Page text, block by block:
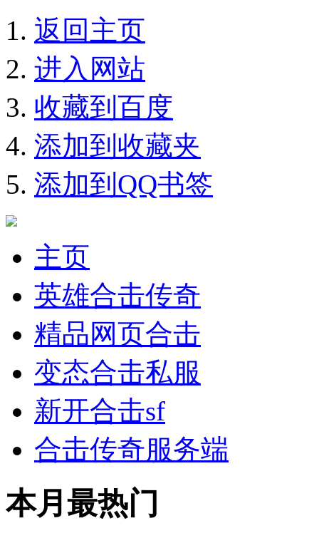
返回主页
进入网站
收藏到百度
添加到收藏夹
添加到QQ书签
主页
英雄合击传奇
精品网页合击
变态合击私服
新开合击sf
合击传奇服务端
本月最热门